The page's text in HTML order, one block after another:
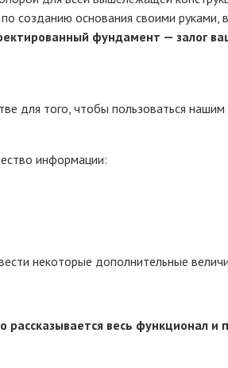
созданию основания своими
фундамент — залог
для того, чтобы пользоваться
информации:
некоторые дополнительные
весь функционал